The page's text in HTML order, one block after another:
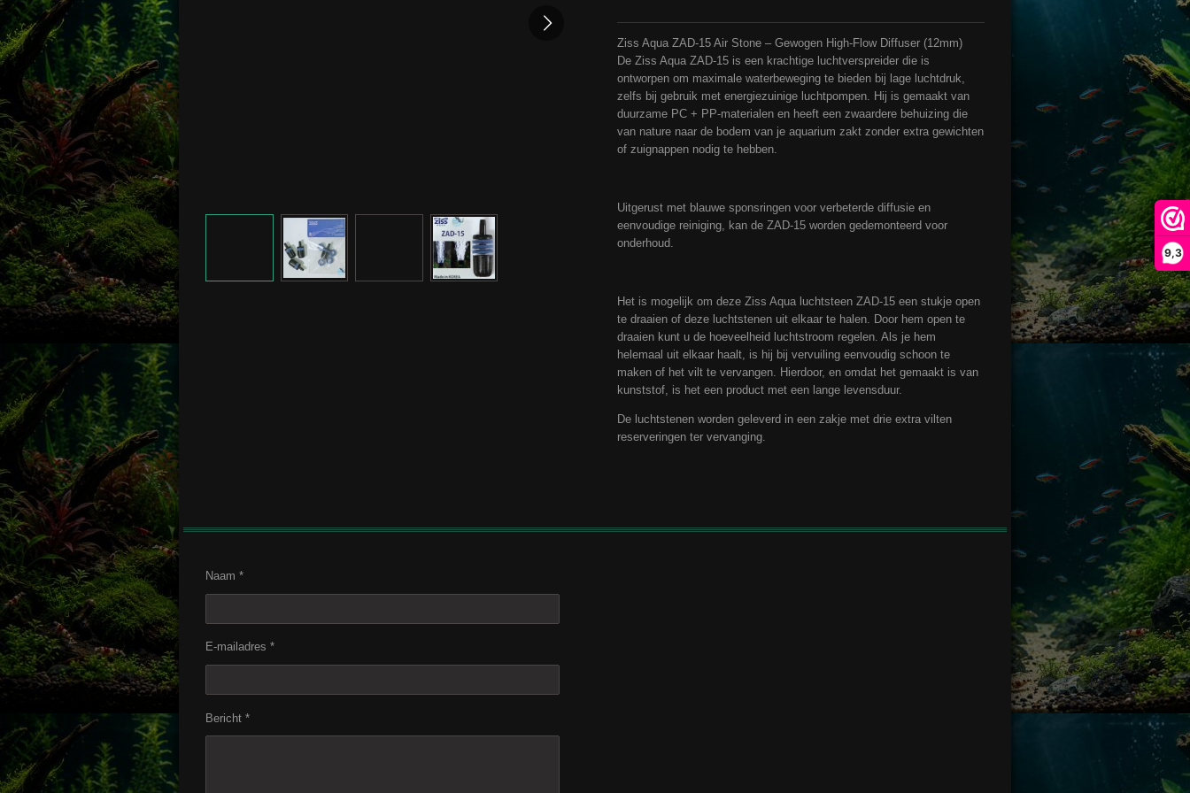
9,3
Ziss Aqua ZAD-15 Air Stone – Gewogen High-Flow Diffuser (12mm)
De Ziss Aqua ZAD-15 is een krachtige luchtverspreider die is
ontworpen om maximale waterbeweging te bieden bij lage luchtdruk,
zelfs bij gebruik met energiezuinige luchtpompen. Hij is gemaakt van
duurzame PC + PP-materialen en heeft een zwaardere behuizing die
van nature naar de bodem van je aquarium zakt zonder extra gewichten
of zuignappen nodig te hebben.
Uitgerust met blauwe sponsringen voor verbeterde diffusie en
eenvoudige reiniging, kan de ZAD-15 worden gedemonteerd voor
onderhoud.
Het is mogelijk om deze Ziss Aqua luchtsteen ZAD-15 een stukje open
te draaien of deze luchtstenen uit elkaar te halen. Door hem open te
draaien kunt u de hoeveelheid luchtstroom regelen. Als je hem
helemaal uit elkaar haalt, is hij bij vervuiling eenvoudig schoon te
maken of het vilt te vervangen. Hierdoor, en omdat het gemaakt is van
kunststof, is het een product met een lange levensduur.
De luchtstenen worden geleverd in een zakje met drie extra vilten
reserveringen ter vervanging.
Naam *
E-mailadres *
Bericht *